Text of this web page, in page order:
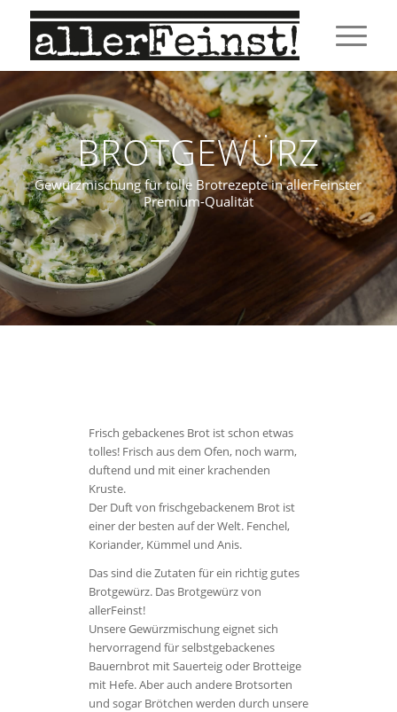
BROTGEWÜRZ
Gewürzmischung für tolle Brotrezepte in allerFeinster
Premium-Qualität
Frisch gebackenes Brot ist schon etwas
tolles! Frisch aus dem Ofen, noch warm,
duftend und mit einer krachenden
Kruste.
Der Duft von frischgebackenem Brot ist
einer der besten auf der Welt. Fenchel,
Koriander, Kümmel und Anis.
Das sind die Zutaten für ein richtig gutes
Brotgewürz. Das Brotgewürz von
allerFeinst!
Unsere Gewürzmischung eignet sich
hervorragend für selbstgebackenes
Bauernbrot mit Sauerteig oder Brotteige
mit Hefe. Aber auch andere Brotsorten
und sogar Brötchen werden durch unsere